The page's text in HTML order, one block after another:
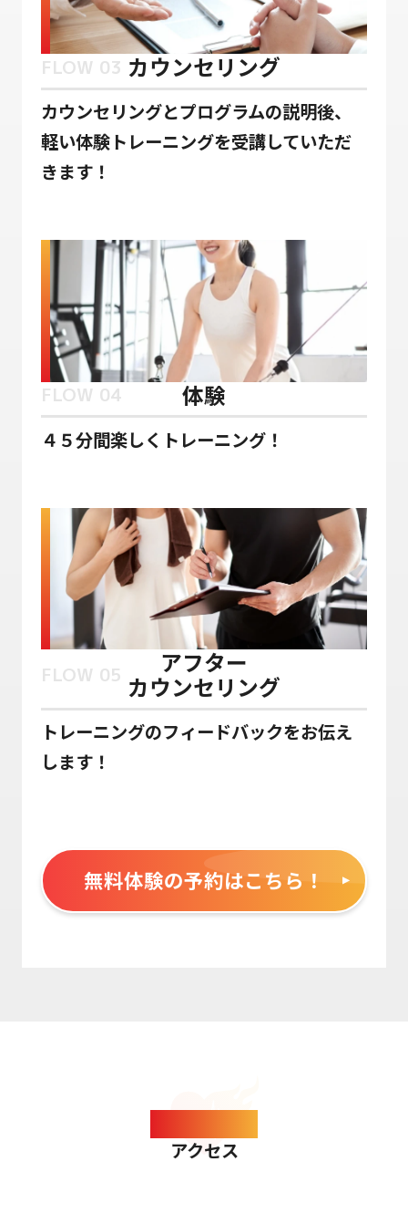
FLOW 03 カウンセリング
カウンセリングとプログラムの説明後、
軽い体験トレーニングを受講していただ
きます！
FLOW 04 体験
４５分間楽しくトレーニング！
FLOW 05 アフター
カウンセリング
トレーニングのフィードバックをお伝え
します！
無料体験の予約はこちら！
ACCESS
アクセス